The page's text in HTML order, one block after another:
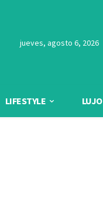
jueves, agosto 6, 2026
LIFESTYLE LUJO